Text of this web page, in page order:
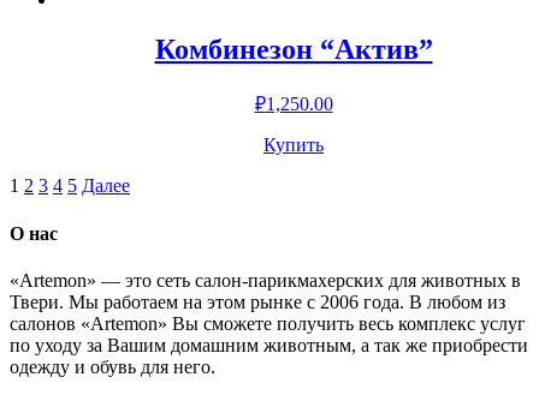
Комбинезон “Актив”
₽1,250.00
Купить
Навигация
по
1 2 3 4 5 Далее
О нас
«Artemon» — это сеть салон-парикмахерских для животных в
Твери. Мы работаем на этом рынке с 2006 года. В любом из
салонов «Artemon» Вы сможете получить весь комплекс услуг
по уходу за Вашим домашним животным, а так же приобрести
одежду и обувь для него.